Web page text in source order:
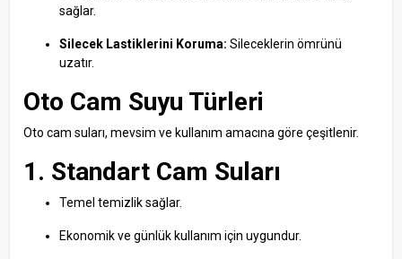
sağlar.
Silecek Lastiklerini Koruma: Sileceklerin ömrünü
uzatır.
Oto Cam Suyu Türleri
Oto cam suları, mevsim ve kullanım amacına göre çeşitlenir.
1. Standart Cam Suları
Temel temizlik sağlar.
Ekonomik ve günlük kullanım için uygundur.